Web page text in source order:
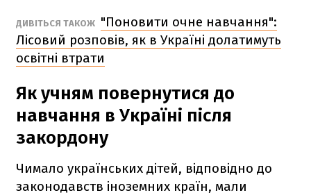
ДИВІТЬСЯ ТАКОЖ "Поновити очне навчання":
Лісовий розповів, як в Україні долатимуть
освітні втрати
Як учням повернутися до
навчання в Україні після
закордону
Чимало українських дітей, відповідно до
законодавств іноземних країн, мали